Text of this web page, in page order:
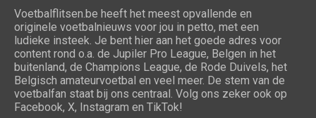
Voetbalflitsen.be heeft het meest opvallende en
originele voetbalnieuws voor jou in petto, met een
ludieke insteek. Je bent hier aan het goede adres voor
content rond o.a. de Jupiler Pro League, Belgen in het
buitenland, de Champions League, de Rode Duivels, het
Belgisch amateurvoetbal en veel meer. De stem van de
voetbalfan staat bij ons centraal. Volg ons zeker ook op
Facebook, X, Instagram en TikTok!